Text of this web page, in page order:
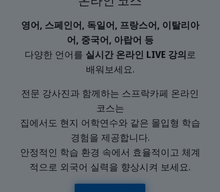
영어, 스페인어, 독일어, 프랑스어, 이탈리아
어, 중국어, 아랍어 등
다양한 언어를 실시간 온라인 LIVE 강의로
배워보세요.
전문 강사진과 함께하는 스프락카페 온라인
코스는
집에서도 현지 어학연수와 같은 몰입형 학습
경험을 제공합니다.
안정적인 학습 환경 속에서 효율적이고 체계
적으로 외국어 실력을 향상시켜 보세요.